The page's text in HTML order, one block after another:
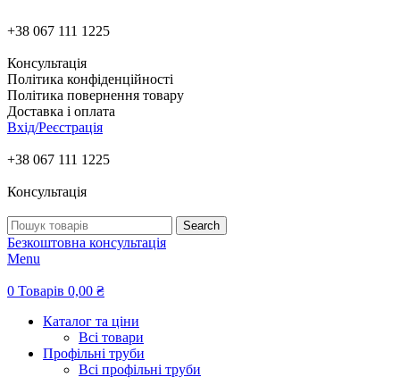
+38 067 111 1225
Консультація
Політика конфіденційності
Політика повернення товару
Доставка і оплата
Вхід/Реєстрація
+38 067 111 1225
Консультація
Search
Безкоштовна консультація
Menu
0 Товарів 0,00 ₴
Каталог та ціни
Всі товари
Профільні труби
Всі профільні труби